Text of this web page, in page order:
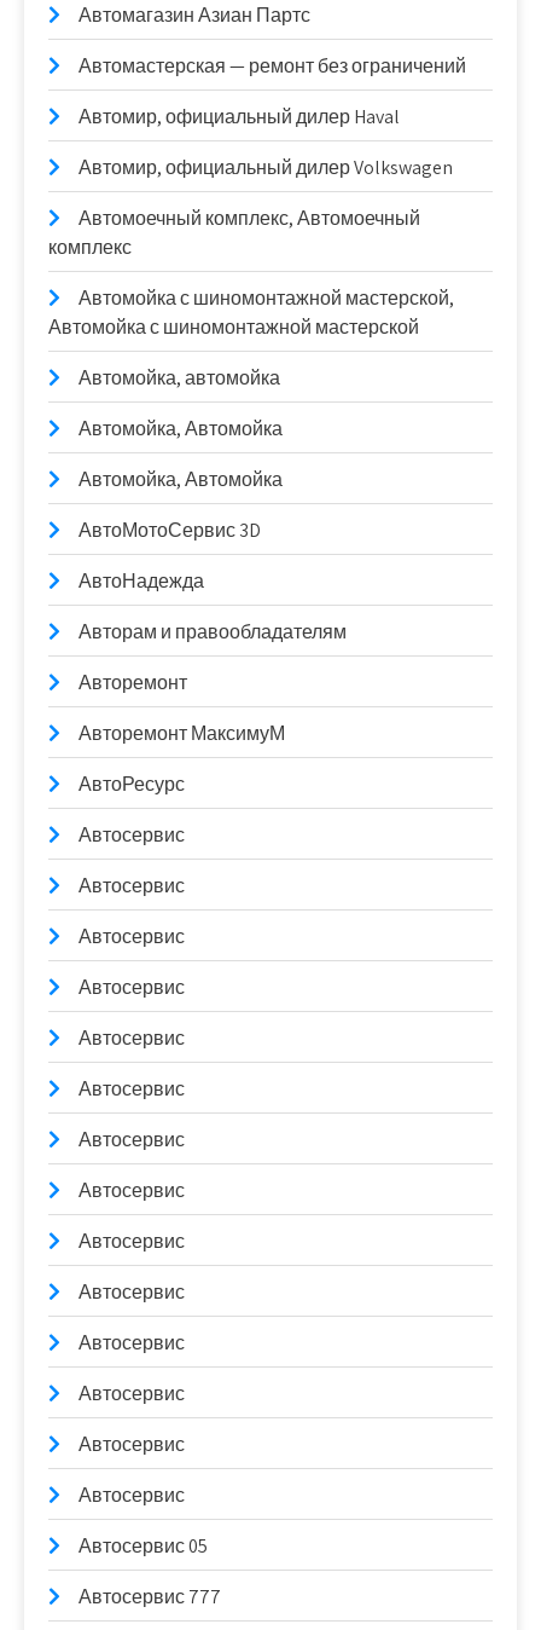
Автомагазин Азиан Партс
Автомастерская — ремонт без ограничений
Автомир, официальный дилер Haval
Автомир, официальный дилер Volkswagen
Автомоечный комплекс, Автомоечный
комплекс
Автомойка с шиномонтажной мастерской,
Автомойка с шиномонтажной мастерской
Автомойка, автомойка
Автомойка, Автомойка
Автомойка, Автомойка
АвтоМотоСервис 3D
АвтоНадежда
Авторам и правообладателям
Авторемонт
Авторемонт МаксимуМ
АвтоРесурс
Автосервис
Автосервис
Автосервис
Автосервис
Автосервис
Автосервис
Автосервис
Автосервис
Автосервис
Автосервис
Автосервис
Автосервис
Автосервис
Автосервис
Автосервис 05
Автосервис 777